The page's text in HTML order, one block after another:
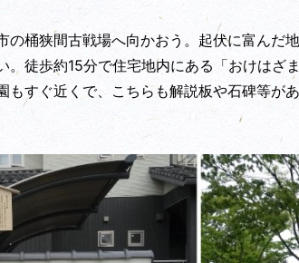
の桶狭間古戦場へ向かおう。起伏に富んだ
。徒歩約15分で住宅地内にある「おけはざ
もすぐ近くで、こちらも解説板や石碑等が